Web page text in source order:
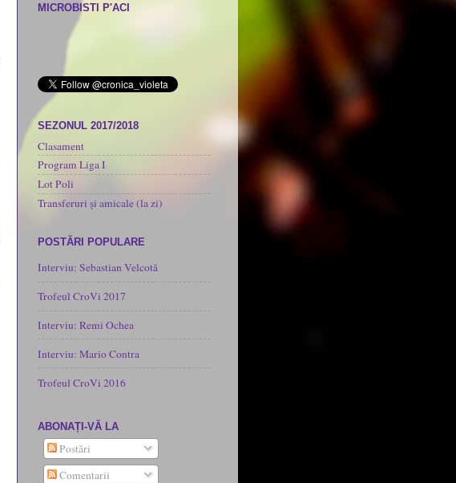
MICROBISTI P'ACI
SEZONUL 2017/2018
Clasament
Program Liga I
Lot Poli
Transferuri și amicale (la zi)
POSTĂRI POPULARE
Interviu: Sebastian Velcotă
Trofeul CroVi 2017
Interviu: Remi Ochea
Interviu: Mario Contra
Trofeul CroVi 2016
ABONAȚI-VĂ LA
Postări
Comentarii